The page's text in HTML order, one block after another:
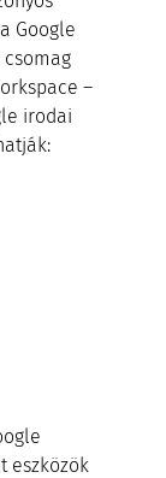
Google
–
irodai
eszközök